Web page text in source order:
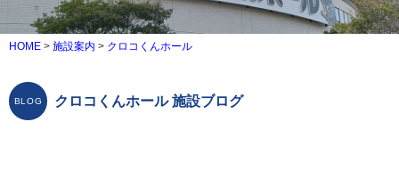
HOME > 施設案内 > クロコくんホール
クロコくんホール 施設ブログ